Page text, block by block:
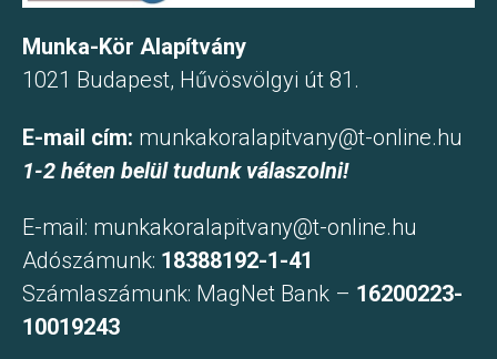
Munka-Kör Alapítvány
1021 Budapest, Hűvösvölgyi út 81.
E-mail cím: munkakoralapitvany@t-online.hu
1-2 héten belül tudunk válaszolni!
E-mail: munkakoralapitvany@t-online.hu
Adószámunk: 18388192-1-41
Számlaszámunk: MagNet Bank – 16200223-
10019243